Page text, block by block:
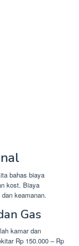
bahas biaya
kost. Biaya
keamanan.
Gas
kamar dan
Rp 150.000 – Rp